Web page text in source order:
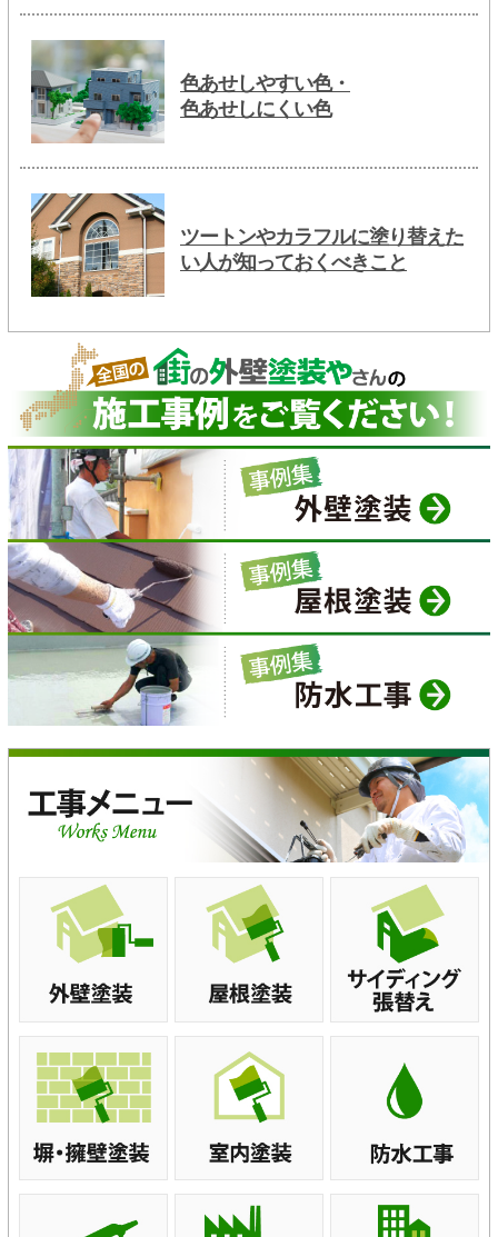
色あせしやすい色・
色あせしにくい色
ツートンやカラフルに塗り替えた
い人が知っておくべきこと